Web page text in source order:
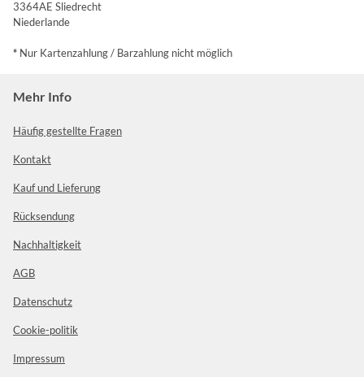
3364AE Sliedrecht
Niederlande
* Nur Kartenzahlung / Barzahlung nicht möglich
Mehr Info
Häufig gestellte Fragen
Kontakt
Kauf und Lieferung
Rücksendung
Nachhaltigkeit
AGB
Datenschutz
Cookie-politik
Impressum